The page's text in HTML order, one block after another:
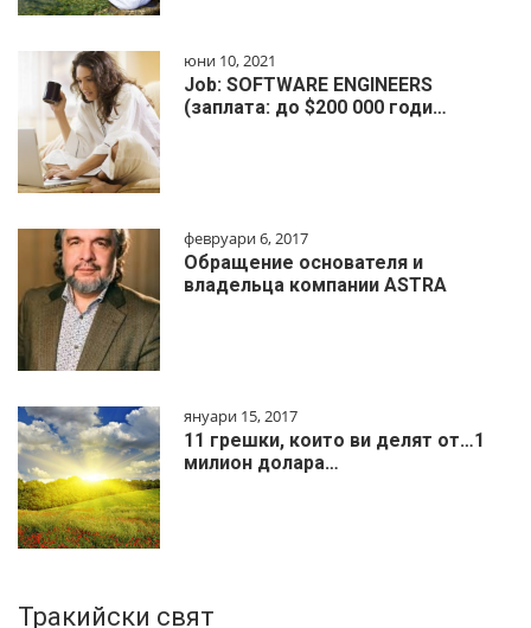
юни 10, 2021
Job: SOFTWARE ENGINEERS
(заплата: до $200 000 годи…
февруари 6, 2017
Обращение основателя и
владельца компании ASTRA
януари 15, 2017
11 грешки, които ви делят от…1
милиoн дoлapa…
Тракийски свят